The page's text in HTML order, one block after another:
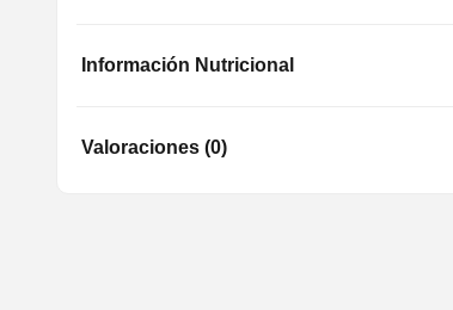
Información Nutricional
Valoraciones (0)